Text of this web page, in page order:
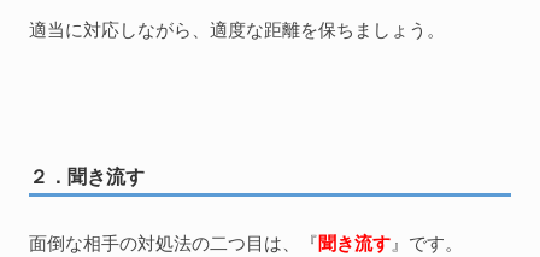
適当に対応しながら、適度な距離を保ちましょう。
２．聞き流す
面倒な相手の対処法の二つ目は、『聞き流す』です。